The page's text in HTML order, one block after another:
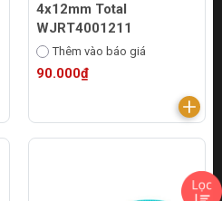
4x12mm Total
WJRT4001211
Thêm vào báo giá
90.000₫